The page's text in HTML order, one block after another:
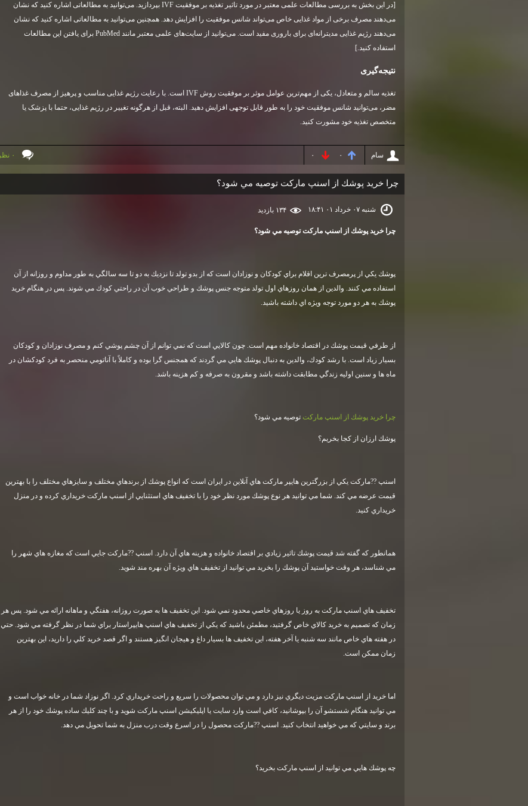
[در این بخش به بررسی مطالعات علمی معتبر در مورد تاثیر تغذیه بر موفقیت IVF بپردازید. می‌توانید به مطالعاتی اشاره کنید که نشان
می‌دهند مصرف برخی از مواد غذایی خاص می‌تواند شانس موفقیت را افزایش دهد. همچنین می‌توانید به مطالعاتی اشاره کنید که نشان
می‌دهند رژیم غذایی مدیترانه‌ای برای باروری مفید است. می‌توانید از سایت‌های علمی معتبر مانند PubMed برای یافتن این مطالعات
استفاده کنید.]
نتیجه‌گیری
تغذیه سالم و متعادل، یکی از مهم‌ترین عوامل موثر بر موفقیت روش IVF است. با رعایت رژیم غذایی مناسب و پرهیز از مصرف غذاهای
مضر، می‌توانید شانس موفقیت خود را به طور قابل توجهی افزایش دهید. البته، قبل از هرگونه تغییر در رژیم غذایی، حتما با پزشک یا
متخصص تغذیه خود مشورت کنید.
سام ۰ ۰ ۰ نظر
چرا خريد پوشك از اسنپ ماركت توصيه مي شود؟
شنبه ۰۷ خرداد ۰۱ ۱۸:۴۱
چرا خريد پوشك از اسنپ ماركت توصيه مي شود؟
پوشك يكي از پرمصرف ترين اقلام براي كودكان و نوزادان است كه از بدو تولد تا نزديك به دو تا سه سالگي به طور مداوم و روزانه از آن
استفاده مي كنند. والدين از همان روزهاي اول تولد متوجه جنس پوشك و طراحي خوب آن در راحتي كودك مي شوند. پس در هنگام خريد
پوشك به هر دو مورد توجه ويژه اي داشته باشيد.
از طرفي قيمت پوشك در اقتصاد خانواده مهم است. چون كالايي است كه نمي توانم از آن چشم پوشي كنم و مصرف نوزادان و كودكان
بسيار زياد است. با رشد كودك، والدين به دنبال پوشك هايي مي گردند كه همجنس گرا بوده و كاملاً با آناتومي منحصر به فرد كودكشان در
ماه ها و سنين اوليه زندگي مطابقت داشته باشد و مقرون به صرفه و كم هزينه باشد.
چرا خريد پوشك از اسنپ ماركت توصيه مي شود؟
پوشك ارزان از كجا بخريم؟
اسنپ ??ماركت يكي از بزرگترين هايپر ماركت هاي آنلاين در ايران است كه انواع پوشك از برندهاي مختلف و سايزهاي مختلف را با بهترين
قيمت عرضه مي كند. شما مي توانيد هر نوع پوشك مورد نظر خود را با تخفيف هاي استثنايي از اسنپ ماركت خريداري كرده و در منزل
خريداري كنيد.
همانطور كه گفته شد قيمت پوشك تاثير زيادي بر اقتصاد خانواده و هزينه هاي آن دارد. اسنپ ??ماركت جايي است كه مغازه هاي شهر را
مي شناسد، هر وقت خواستيد آن پوشك را بخريد مي توانيد از تخفيف هاي ويژه آن بهره مند شويد.
تخفيف هاي اسنپ ماركت به روز يا روزهاي خاصي محدود نمي شود. اين تخفيف ها به صورت روزانه، هفتگي و ماهانه ارائه مي شود. پس هر
زمان كه تصميم به خريد كالاي خاص گرفتيد، مطمئن باشيد كه يكي از تخفيف هاي اسنپ هايپراستار براي شما در نظر گرفته مي شود. حتي
در هفته هاي خاص مانند سه شنبه يا آخر هفته، اين تخفيف ها بسيار داغ و هيجان انگيز هستند و اگر قصد خريد كلي را داريد، اين بهترين
زمان ممكن است.
اما خريد از اسنپ ماركت مزيت ديگري نيز دارد و مي توان محصولات را سريع و راحت خريداري كرد. اگر نوزاد شما در خانه خواب است و
مي توانيد هنگام شستشو آن را بپوشانيد، كافي است وارد سايت يا اپليكيشن اسنپ ماركت شويد و با چند كليك ساده پوشك خود را از هر
برند و سايتي كه مي خواهيد انتخاب كنيد. اسنپ ??ماركت محصول را در اسرع وقت درب منزل به شما تحويل مي دهد.
چه پوشك هايي مي توانيد از اسنپ ماركت بخريد؟